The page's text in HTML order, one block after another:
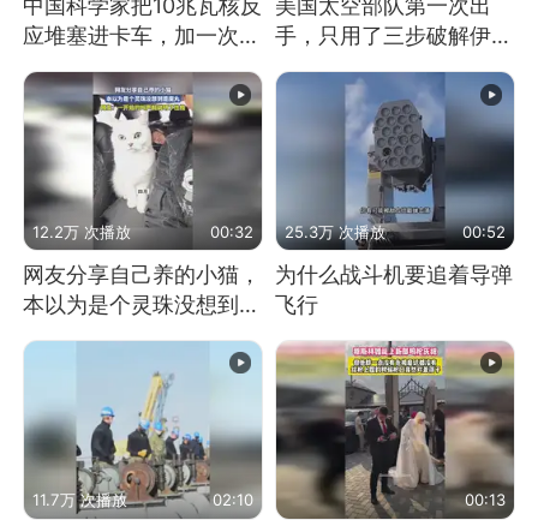
中国科学家把10兆瓦核反
应堆塞进卡车，加一次燃
料能跑几十年
美国太空部队第一次出
手，只用了三步破解伊朗
防空
12.2万 次播放 00:32
网友分享自己养的小猫，
本以为是个灵珠没想到是
25.3万 次播放 00:52
为什么战斗机要追着导弹
飞行
11.7万 次播放 02:10 00:13